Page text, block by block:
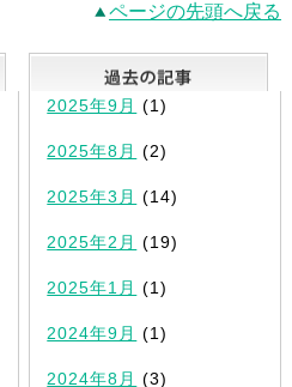
ページの先頭へ戻る
最新記事一覧
2025年9月 (1)
2025年8月 (2)
2025年3月 (14)
2025年2月 (19)
2025年1月 (1)
2024年9月 (1)
2024年8月 (3)